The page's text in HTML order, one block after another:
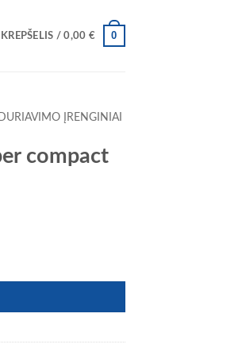
KREPŠELIS /0,00 € 0
ĮRENGINIAI
compact